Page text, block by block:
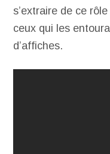
s’extraire de ce
ceux qui les
d’affiches.